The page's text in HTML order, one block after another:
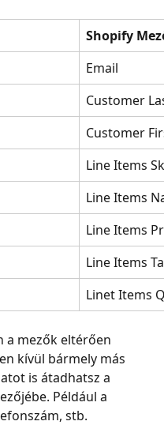
Shopify
Email
Customer
Customer
Line Items
Line Items
Line Items
Line Items
Linet Items
a mezők eltérően
kívül bármely más
is átadhatsz a
Például a
stb.